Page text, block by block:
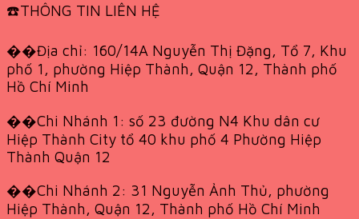
☎️THÔNG TIN LIÊN HỆ
��Địa chỉ: 160/14A Nguyễn Thị Đặng, Tổ 7, Khu
phố 1, phường Hiệp Thành, Quận 12, Thành phố
Hồ Chí Minh
��Chi Nhánh 1: số 23 đường N4 Khu dân cư
Hiệp Thành City tổ 40 khu phố 4 Phường Hiệp
Thành Quận 12
��Chi Nhánh 2: 31 Nguyễn Ảnh Thủ, phường
Hiệp Thành, Quận 12, Thành phố Hồ Chí Minh